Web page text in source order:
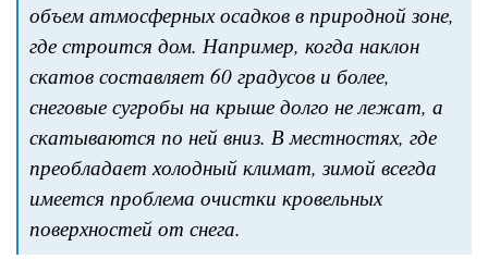
объем атмосферных осадков в природной зоне,
где строится дом. Например, когда наклон
скатов составляет 60 градусов и более,
снеговые сугробы на крыше долго не лежат, а
скатываются по ней вниз. В местностях, где
преобладает холодный климат, зимой всегда
имеется проблема очистки кровельных
поверхностей от снега.